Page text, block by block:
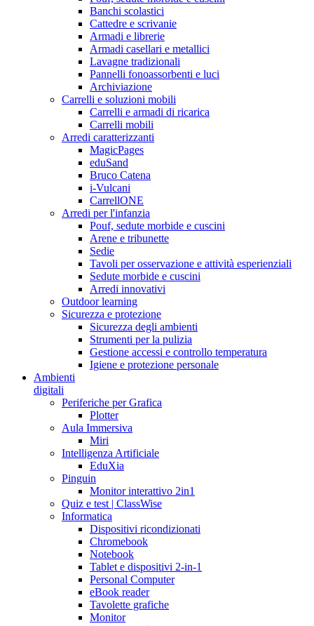
Banchi scolastici
Cattedre e scrivanie
Armadi e librerie
Armadi casellari e metallici
Lavagne tradizionali
Pannelli fonoassorbenti e luci
Archiviazione
Carrelli e soluzioni mobili
Carrelli e armadi di ricarica
Carrelli mobili
Arredi caratterizzanti
MagicPages
eduSand
Bruco Catena
i-Vulcani
CarrellONE
Arredi per l'infanzia
Pouf, sedute morbide e cuscini
Arene e tribunette
Sedie
Tavoli per osservazione e attività esperienziali
Sedute morbide e cuscini
Arredi innovativi
Outdoor learning
Sicurezza e protezione
Sicurezza degli ambienti
Strumenti per la pulizia
Gestione accessi e controllo temperatura
Igiene e protezione personale
Ambienti
digitali
Periferiche per Grafica
Plotter
Aula Immersiva
Miri
Intelligenza Artificiale
EduXia
Pinguin
Monitor interattivo 2in1
Quiz e test | ClassWise
Informatica
Dispositivi ricondizionati
Chromebook
Notebook
Tablet e dispositivi 2-in-1
Personal Computer
eBook reader
Tavolette grafiche
Monitor